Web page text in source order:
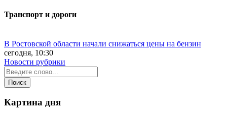
Транспорт и дороги
В Ростовской области начали снижаться цены на бензин
сегодня, 10:30
Новости рубрики
Картина дня